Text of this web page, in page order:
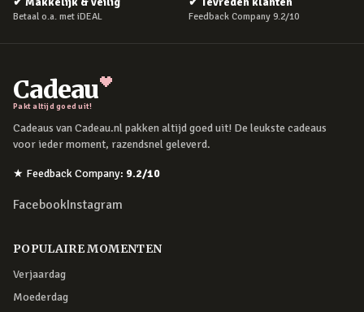
Betaal o.a. met iDEAL Feedback Company 9.2/10
Cadeau
Pakt altijd goed uit!
Cadeaus van Cadeau.nl pakken altijd goed uit! De leukste cadeaus
voor ieder moment, razendsnel geleverd.
★ Feedback Company: 9.2/10
FacebookInstagram
POPULAIRE MOMENTEN
Verjaardag
Moederdag